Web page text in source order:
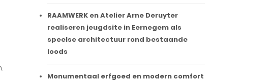
RAAMWERK en Atelier Arne Deruyter
realiseren jeugdsite in Eernegem als
speelse architectuur rond bestaande
loods
Monumentaal erfgoed en modern comfort